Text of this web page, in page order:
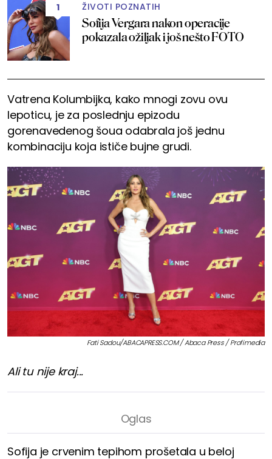
1 ŽIVOTI POZNATIH
Sofija Vergara nakon operacije
pokazala ožiljak i još nešto FOTO
Vatrena Kolumbijka, kako mnogi zovu ovu
lepoticu, je za poslednju epizodu
gorenavedenog šoua odabrala još jednu
kombinaciju koja ističe bujne grudi.
Fati Sadou/ABACAPRESS.COM / Abaca Press / Profimedia
Ali tu nije kraj...
Sofija je crvenim tepihom prošetala u beloj